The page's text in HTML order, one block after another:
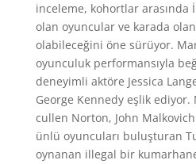
inceleme, kohortlar arasında
olan oyuncular ve karada
olabileceğini öne sürüyor.
oyunculuk performansıyla
deneyimli aktöre Jessica
George Kennedy eşlik
cullen Norton, John
ünlü oyuncuları buluşturan
oynanan illegal bir